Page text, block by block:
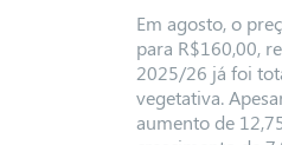
Em agosto, o
para R$160,00,
2025/26 já foi
vegetativa.
aumento de